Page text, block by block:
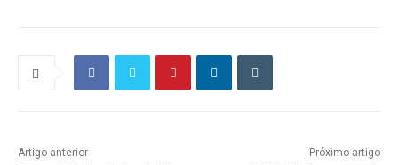
Artigo anterior Próximo artigo